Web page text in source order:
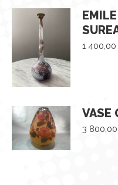
1 400,00
VASE
3 800,00